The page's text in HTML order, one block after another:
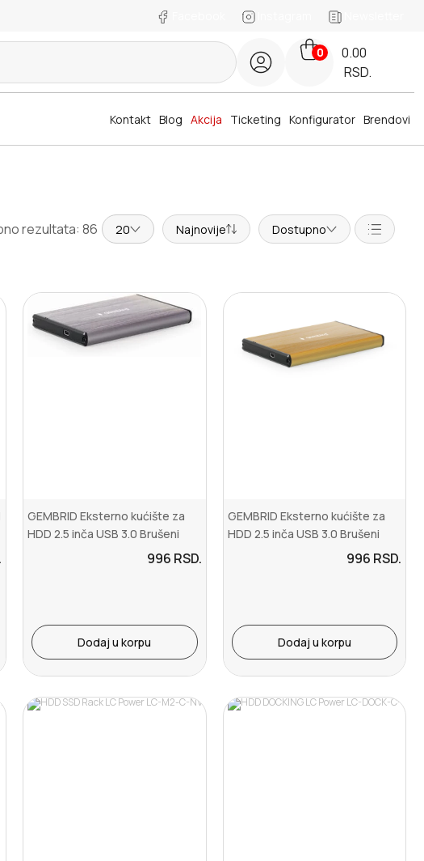
Instagram Newsletter
0
0.00
RSD.
Brendovi
Blog Akcija
Kontakt Ticketing Konfigurator
rezultata: 86 20 Najnovije Dostupno
GEMBRID Eksterno kućište za
HDD 2.5 inča USB 3.0 Brušeni
996 RSD.
Dodaj u korpu
GEMBRID Eksterno kućište za
HDD 2.5 inča USB 3.0 Brušeni
996 RSD.
Dodaj u korpu